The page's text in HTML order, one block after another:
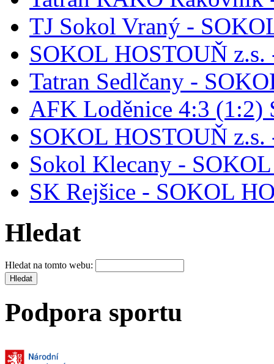
TJ Sokol Vraný -
SOKOL HOSTOUŇ
Tatran Sedlčany -
AFK Loděnice 4:3 (1:2)
SOKOL HOSTOUŇ
Sokol Klecany -
SK Rejšice - SOKOL
Hledat
Hledat na tomto webu:
Podpora sportu